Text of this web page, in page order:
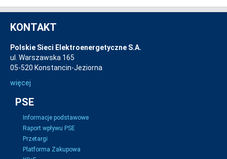
KONTAKT
Polskie Sieci Elektroenergetyczne S.A.
ul. Warszawska 165
05-520 Konstancin-Jeziorna
więcej
PSE
Informacje podstawowe
Raport wpływu PSE
Przetargi
Platforma Zakupowa